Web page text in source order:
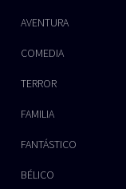
AVENTURA
COMEDIA
TERROR
FAMILIA
FANTÁSTICO
BÉLICO